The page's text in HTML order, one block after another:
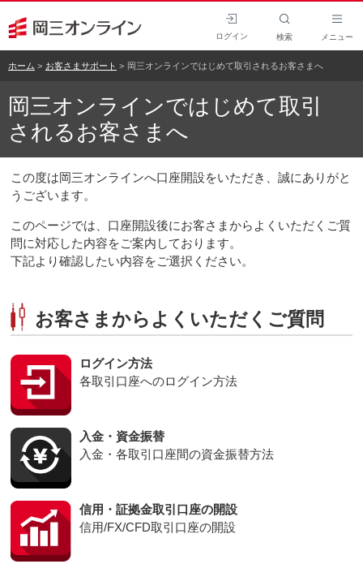
ログイン 検索 メニュー
ホーム お客さまサポート 岡三オンラインではじめて取引されるお客さまへ
岡三オンラインではじめて取引
されるお客さまへ
この度は岡三オンラインへ口座開設をいただき、誠にありがと
うございます。
このページでは、口座開設後にお客さまからよくいただくご質
問に対応した内容をご案内しております。
下記より確認したい内容をご選択ください。
お客さまからよくいただくご質問
ログイン方法
各取引口座へのログイン方法
入金・資金振替
入金・各取引口座間の資金振替方法
信用・証拠金取引口座の開設
信用/FX/CFD取引口座の開設